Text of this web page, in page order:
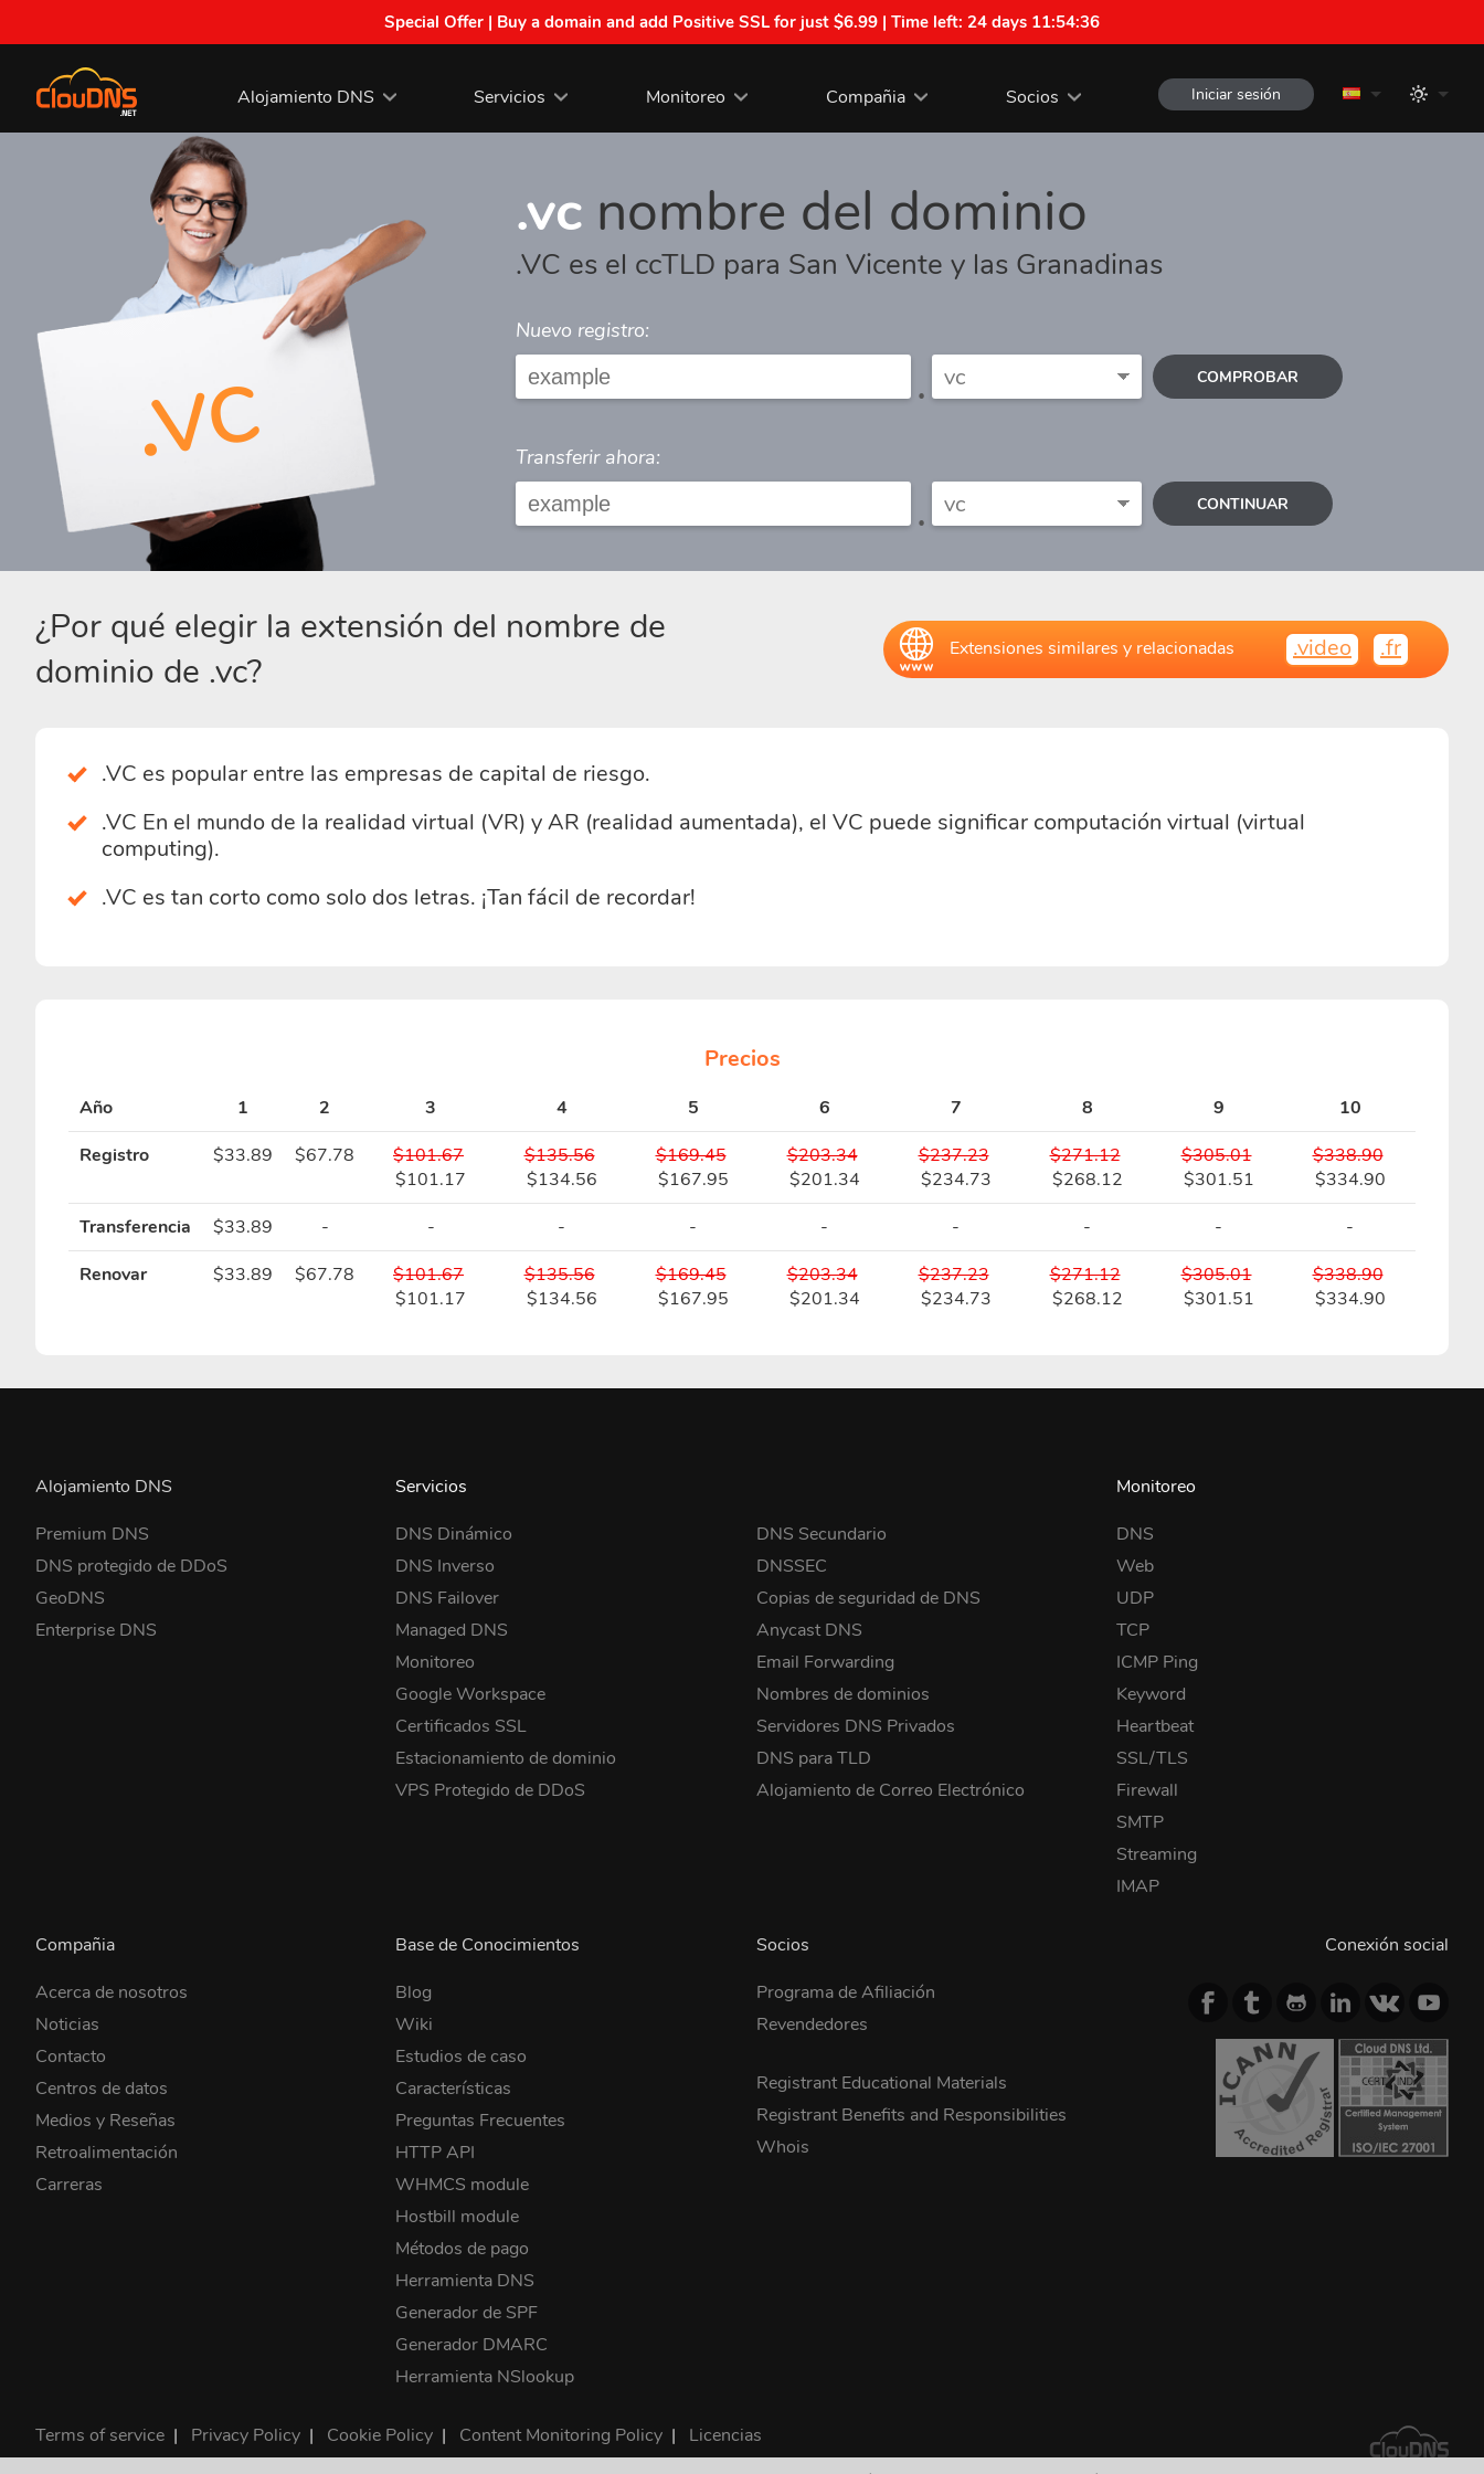
Special Offer | Buy a domain and add Positive SSL for just $6.99 | Time left: 24 days 11:54:35
Alojamiento DNS Servicios Monitoreo Compañia Socios Iniciar sesión
.vc
.vc nombre del dominio
.VC es el ccTLD para San Vicente y las Granadinas
Nuevo registro:
. COMPROBAR
Transferir ahora:
. CONTINUAR
¿Por qué elegir la extensión del nombre de
dominio de .vc?
Extensiones similares y relacionadas .video .fr
.VC es popular entre las empresas de capital de riesgo.
.VC En el mundo de la realidad virtual (VR) y AR (realidad aumentada), el VC puede significar computación virtual (virtual
computing).
.VC es tan corto como solo dos letras. ¡Tan fácil de recordar!
Precios
Año 1 2 3 4 5 6 7 8 9
10
Registro
$33.89 $67.78
$101.67
$101.17
$135.56
$134.56
$169.45
$167.95
$203.34
$201.34
$237.23
$234.73
$271.12
$268.12
$305.01
$301.51
$338.90
$334.90
Transferencia
$33.89 - - - - - - - -
-
Renovar
$33.89 $67.78
$101.67
$101.17
$135.56
$134.56
$169.45
$167.95
$203.34
$201.34
$237.23
$234.73
$271.12
$268.12
$305.01
$301.51
$338.90
$334.90
Alojamiento DNS
Premium DNS
DNS protegido de DDoS
GeoDNS
Enterprise DNS
Servicios
DNS Dinámico
DNS Inverso
DNS Failover
Managed DNS
Monitoreo
Google Workspace
Certificados SSL
Estacionamiento de dominio
VPS Protegido de DDoS
DNS Secundario
DNSSEC
Copias de seguridad de DNS
Anycast DNS
Email Forwarding
Nombres de dominios
Servidores DNS Privados
DNS para TLD
Alojamiento de Correo Electrónico
Monitoreo
DNS
Web
UDP
TCP
ICMP Ping
Keyword
Heartbeat
SSL/TLS
Firewall
SMTP
Streaming
IMAP
Compañia
Acerca de nosotros
Noticias
Contacto
Centros de datos
Medios y Reseñas
Retroalimentación
Carreras
Base de Conocimientos
Blog
Wiki
Estudios de caso
Características
Preguntas Frecuentes
HTTP API
WHMCS module
Hostbill module
Métodos de pago
Herramienta DNS
Generador de SPF
Generador DMARC
Herramienta NSlookup
Socios
Programa de Afiliación
Revendedores
Registrant Educational Materials
Registrant Benefits and Responsibilities
Whois
Conexión social
Terms of service | Privacy Policy | Cookie Policy | Content Monitoring Policy | Licencias